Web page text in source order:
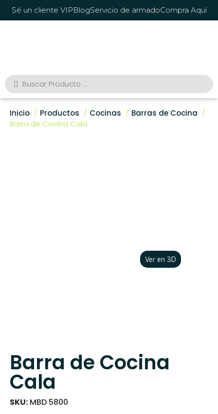
Sé un cliente VIPBlogServicio de armadoCompra Aquí
Inicio Productos Cocinas
Barras de Cocina
Barra de Cocina Cala
Ver en 3D
Barra de Cocina
Cala
SKU: MBD 5800